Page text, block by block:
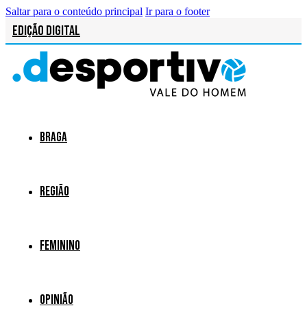
Saltar para o conteúdo principal Ir para o footer
Edição Digital
Braga
Região
Feminino
Opinião